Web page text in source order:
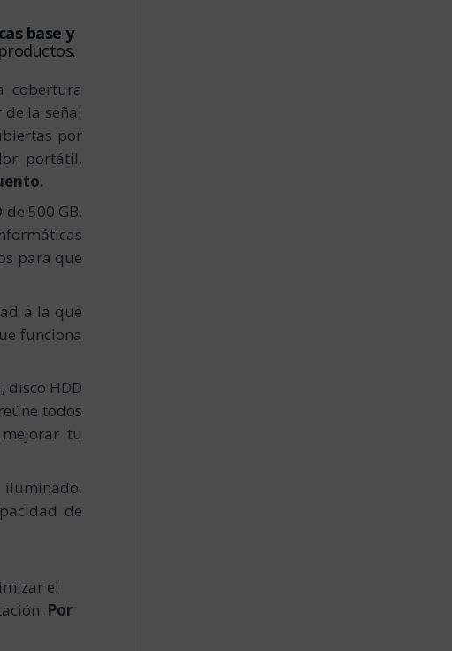
base y
cobertura
la señal
por
portátil,
de 500 GB,
para que
a la que
funciona
disco HDD
reúne todos
tu
iluminado,
de
el
Por